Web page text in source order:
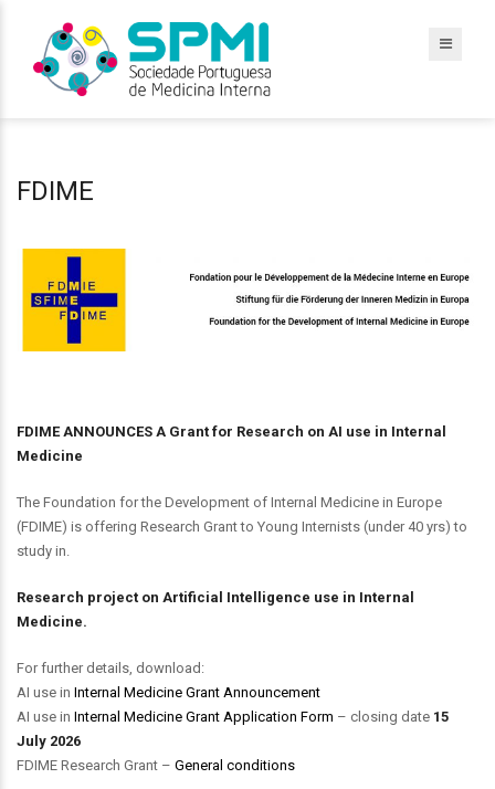
FDIME
FDIME ANNOUNCES A Grant for Research on AI use in Internal
Medicine
The Foundation for the Development of Internal Medicine in Europe
(FDIME) is offering Research Grant to Young Internists (under 40 yrs) to
study in.
Research project on Artificial Intelligence use in Internal
Medicine.
For further details, download:
AI use in Internal Medicine Grant Announcement
AI use in Internal Medicine Grant Application Form – closing date 15
July 2026
FDIME Research Grant – General conditions